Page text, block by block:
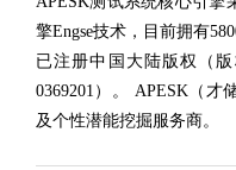
擎Engse技术，目前拥有
已注册中国大陆版权（版
0369201）。 APESK（
及个性潜能挖掘服务商。